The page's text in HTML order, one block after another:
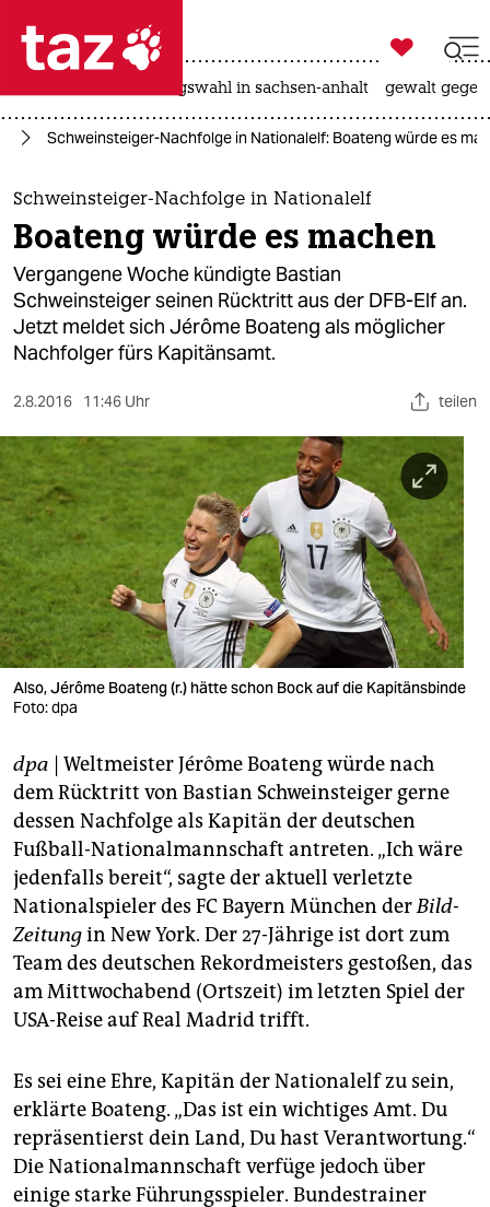
 taz zahl ich
taz zahl ich
themen
politik
öko
gesellschaft
kultur
sport
berlin
nord
wahrheit
verlag
verlag
shop
fragen & hilfe
unterstützen
abo
genossenschaft
epaper login

taz zahl ich
landtagswahl in sachsen-anhalt gewalt
Schweinsteiger-Nachfolge in Nationalelf: Boateng würde es
Schweinsteiger-Nachfolge in Nationalelf
Boateng würde es machen
Vergangene Woche kündigte Bastian
Schweinsteiger seinen Rücktritt aus der DFB-Elf an.
Jetzt meldet sich Jérôme Boateng als möglicher
Nachfolger fürs Kapitänsamt.
2.8.2016 11:46 Uhr teilen
Also, Jérôme Boateng (r.) hätte schon Bock auf die Kapitänsbinde
Foto: dpa
dpa | Weltmeister Jérôme Boateng würde nach
dem Rücktritt von Bastian Schweinsteiger gerne
dessen Nachfolge als Kapitän der deutschen
Fußball-Nationalmannschaft antreten. „Ich wäre
jedenfalls bereit“, sagte der aktuell verletzte
Nationalspieler des FC Bayern München derBild-
Zeitungin New York. Der 27-Jährige ist dort zum
Team des deutschen Rekordmeisters gestoßen, das
am Mittwochabend (Ortszeit) im letzten Spiel der
USA-Reise auf Real Madrid trifft.
Es sei eine Ehre, Kapitän der Nationalelf zu sein,
erklärte Boateng. „Das ist ein wichtiges Amt. Du
repräsentierst dein Land, Du hast Verantwortung.“
Die Nationalmannschaft verfüge jedoch über
einige starke Führungsspieler. Bundestrainer